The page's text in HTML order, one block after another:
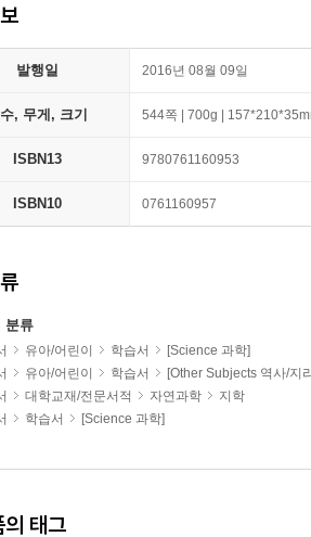
발행일 2016년 08월 09일
, 무게, 크기 544쪽 | 700g |
ISBN13 9780761160953
ISBN10 0761160957
분류
유아/어린이 학습서
[Science 과학]
유아/어린이 학습서
[Other Subjects 역사/지
대학교재/전문서적 자연과학
지학
학습서 [Science 과학]
의 태그